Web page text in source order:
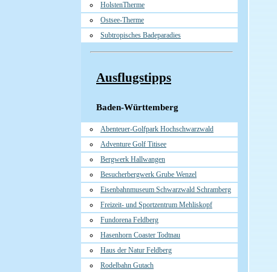
HolstenTherme
Ostsee-Therme
Subtropisches Badeparadies
Ausflugstipps
Baden-Württemberg
Abenteuer-Golfpark Hochschwarzwald
Adventure Golf Titisee
Bergwerk Hallwangen
Besucherbergwerk Grube Wenzel
Eisenbahnmuseum Schwarzwald Schramberg
Freizeit- und Sportzentrum Mehliskopf
Fundorena Feldberg
Hasenhorn Coaster Todtnau
Haus der Natur Feldberg
Rodelbahn Gutach